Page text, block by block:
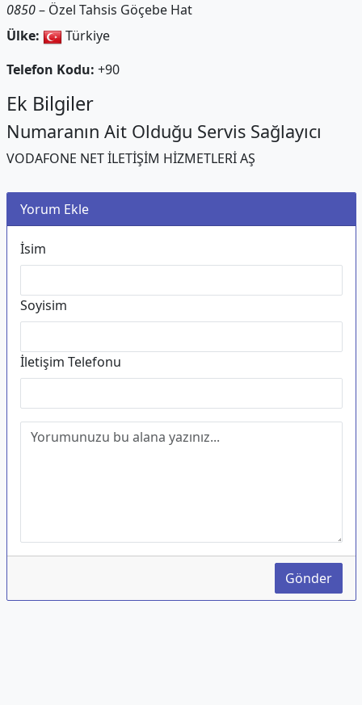
0850– Özel Tahsis Göçebe Hat
Ülke:
Türkiye
Telefon Kodu: +90
Ek Bilgiler
Numaranın Ait Olduğu Servis Sağlayıcı
VODAFONE NET İLETİŞİM HİZMETLERİ AŞ
Yorum Ekle
İsim
Soyisim
İletişim Telefonu
Gönder